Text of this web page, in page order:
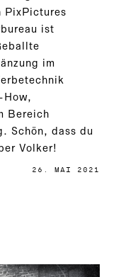
PixPictures
ist
im
How,
Bereich
Schön, dass du
Volker!
26. MAI 2021